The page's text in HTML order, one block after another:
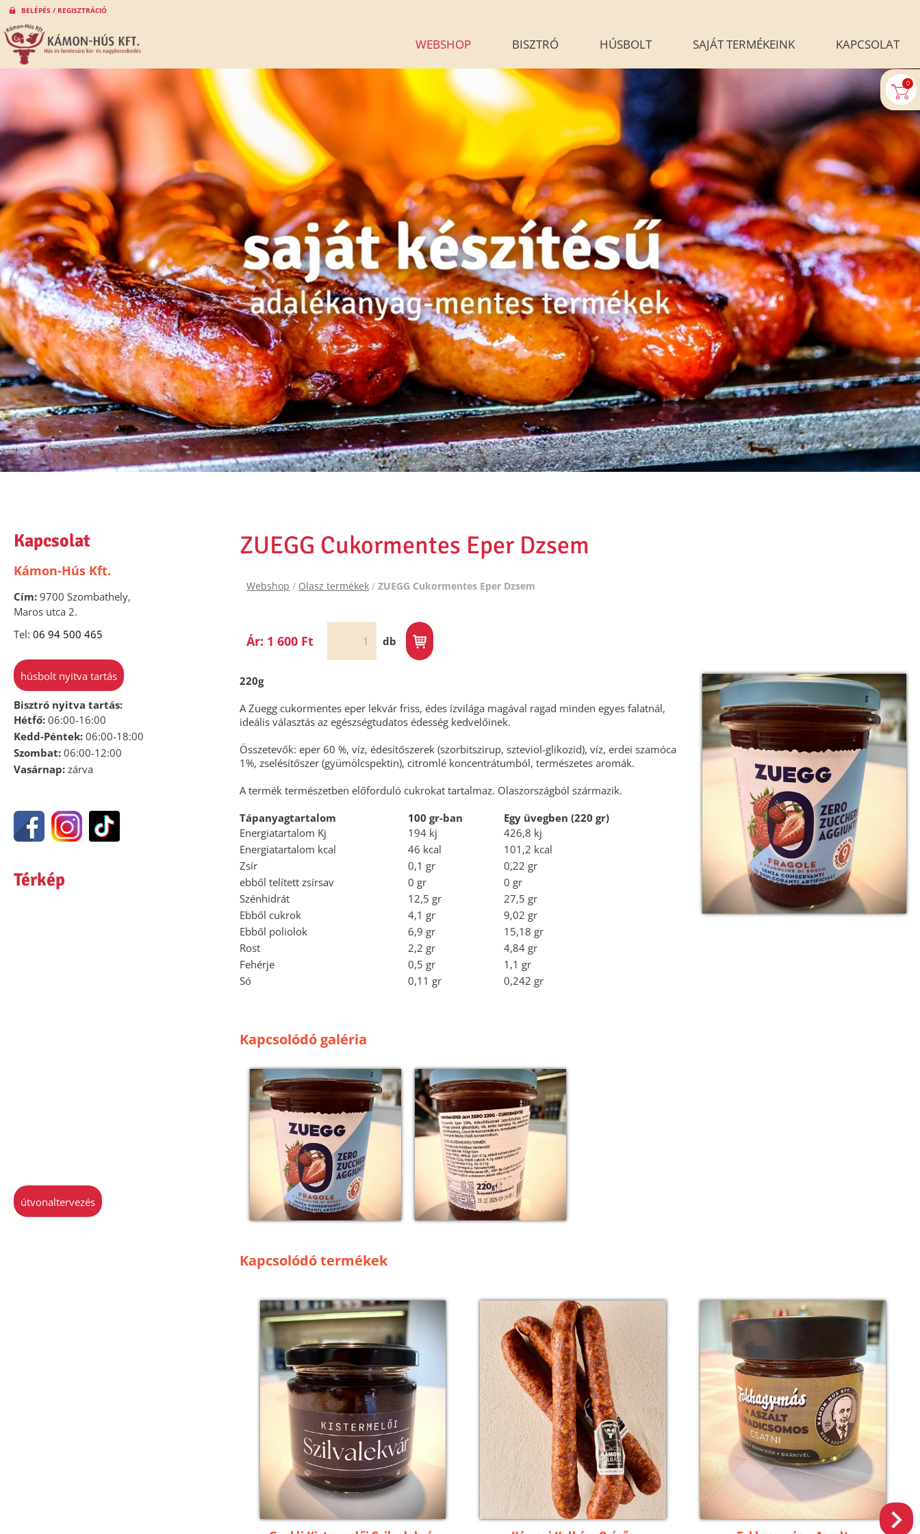
BELÉPÉS / REGISZTRÁCIÓ
0
WEBSHOP BISZTRÓ
KÉSZÉTELEINK
GALÉRIA
HÚSBOLT
HÚSÁRU-AUTOMATA
BLOG
SAJÁT TERMÉKEINK KAPCSOLAT
Kapcsolat
Kámon-Hús Kft.
Cím: 9700 Szombathely,
Maros utca 2.
Tel: 06 94 500 465
húsbolt nyitva tartás
Bisztró nyitva tartás:
Hétfő: 06:00-16:00
Kedd-Péntek: 06:00-18:00
Szombat: 06:00-12:00
Vasárnap: zárva
Térkép
útvonaltervezés
ZUEGG Cukormentes Eper Dzsem
Webshop / Olasz termékek / ZUEGG Cukormentes Eper Dzsem
Ár: 1 600 Ft db
220g
A Zuegg cukormentes eper lekvár friss, édes ízvilága magával ragad minden egyes falatnál,
ideális választás az egészségtudatos édesség kedvelőinek.
Összetevők: eper 60 %, víz, édesítőszerek (szorbitszirup, szteviol-glikozid), víz, erdei szamóca
1%, zselésítőszer (gyümölcspektin), citromlé koncentrátumból, természetes aromák.
A termék természetben előforduló cukrokat tartalmaz. Olaszországból származik.
Tápanyagtartalom
100 gr-ban
Egy üvegben (220 gr)
Energiatartalom Kj
194 kj
426,8 kj
Energiatartalom kcal
46 kcal
101,2 kcal
Zsír
0,1 gr
0,22 gr
ebből telített zsírsav
0 gr
0 gr
Szénhidrát
12,5 gr
27,5 gr
Ebből cukrok
4,1 gr
9,02 gr
Ebből poliolok
6,9 gr
15,18 gr
Rost
2,2 gr
4,84 gr
Fehérje
0,5 gr
1,1 gr
Só
0,11 gr 0,242 gr
Kapcsolódó galéria
Kapcsolódó termékek